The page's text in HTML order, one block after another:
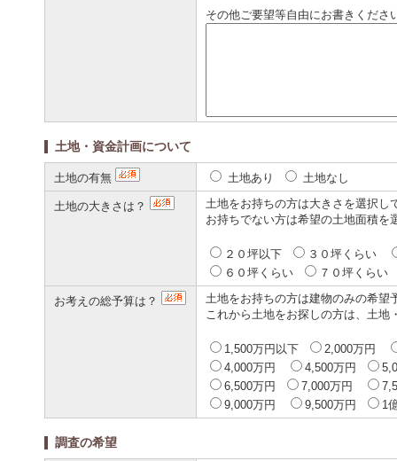
その他ご要望等自由にお書きくださ
土地・資金計画について
土地の有無 土地あり 土地なし
土地の大きさは？
土地をお持ちの方は大きさを選択し
お持ちでない方は希望の土地面積を
２０坪以下
３０坪くらい
６０坪くらい
７０坪くら
お考えの総予算は？
土地をお持ちの方は建物のみの希望
これから土地をお探しの方は、土地
1,500万円以下
2,000万円
4,000万円
4,500万円
6,500万円
7,000万円
9,000万円
9,500万円 1
調査の希望